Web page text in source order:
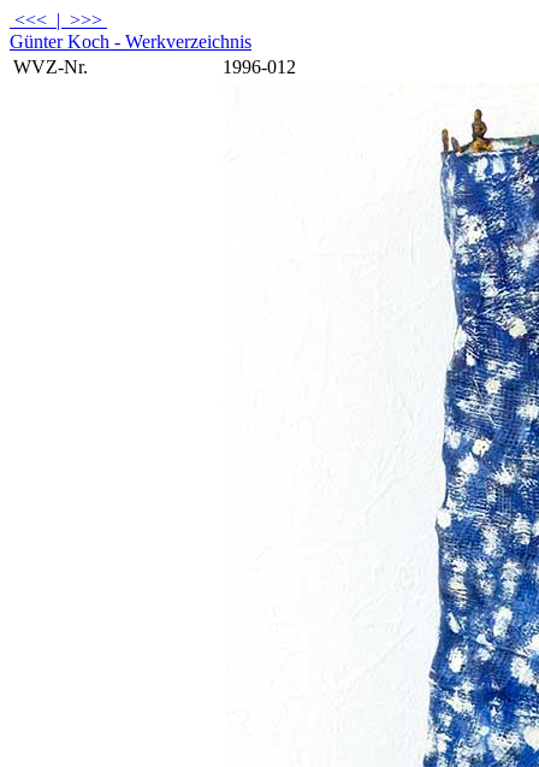
<<< | >>>
Günter Koch - Werkverzeichnis
WVZ-Nr.
1996-012